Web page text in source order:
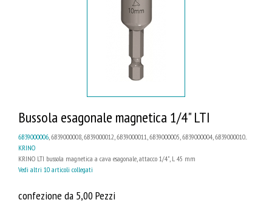
Bussola esagonale magnetica 1/4" LTI
6B39000006, 6B39000008, 6B39000012, 6B39000011, 6B39000005, 6B39000004, 6B39000010...
KRINO
KRINO LTI bussola magnetica a cava esagonale, attacco 1/4", L 45 mm
Vedi altri 10 articoli collegati
confezione da 5,00 Pezzi